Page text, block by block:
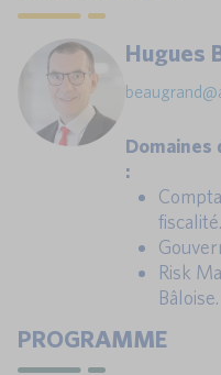
Hugues
Domaines
:
fiscalité.
Risk
Bâloise.
PROGRAMME